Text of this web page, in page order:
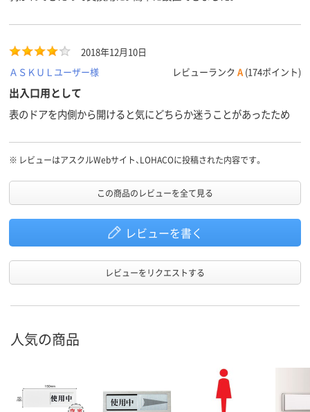
2018年12月10日
ＡＳＫＵＬユーザー様
レビューランク A (174ポイント)
出入口用として
表のドアを内側から開けると気にどちらか迷うことがあったため
※ レビューはアスクルWebサイト、LOHACOに投稿された内容です。
この商品のレビューを全て見る
レビューを書く
レビューをリクエストする
人気の商品